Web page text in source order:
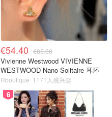
€54.40 €85.00
Vivienne Westwood VIVIENNE
WESTWOOD Nano Solitaire 耳环
Rboutique 1171人感兴趣
6